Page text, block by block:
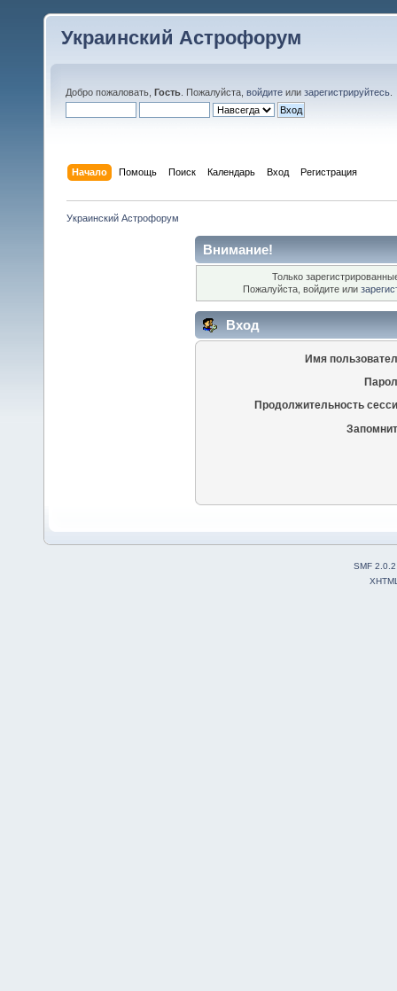
Украинский Астрофорум
Добро пожаловать, Гость . Пожалуйста, войдите или зарегистрируйтесь
Начало Помощь Поиск Календарь Вход Регистрация
Украинский Астрофорум
Внимание!
Только
Пожалуйста, войдите или
Вход
Имя
Продолжительность
SMF 2.0.2